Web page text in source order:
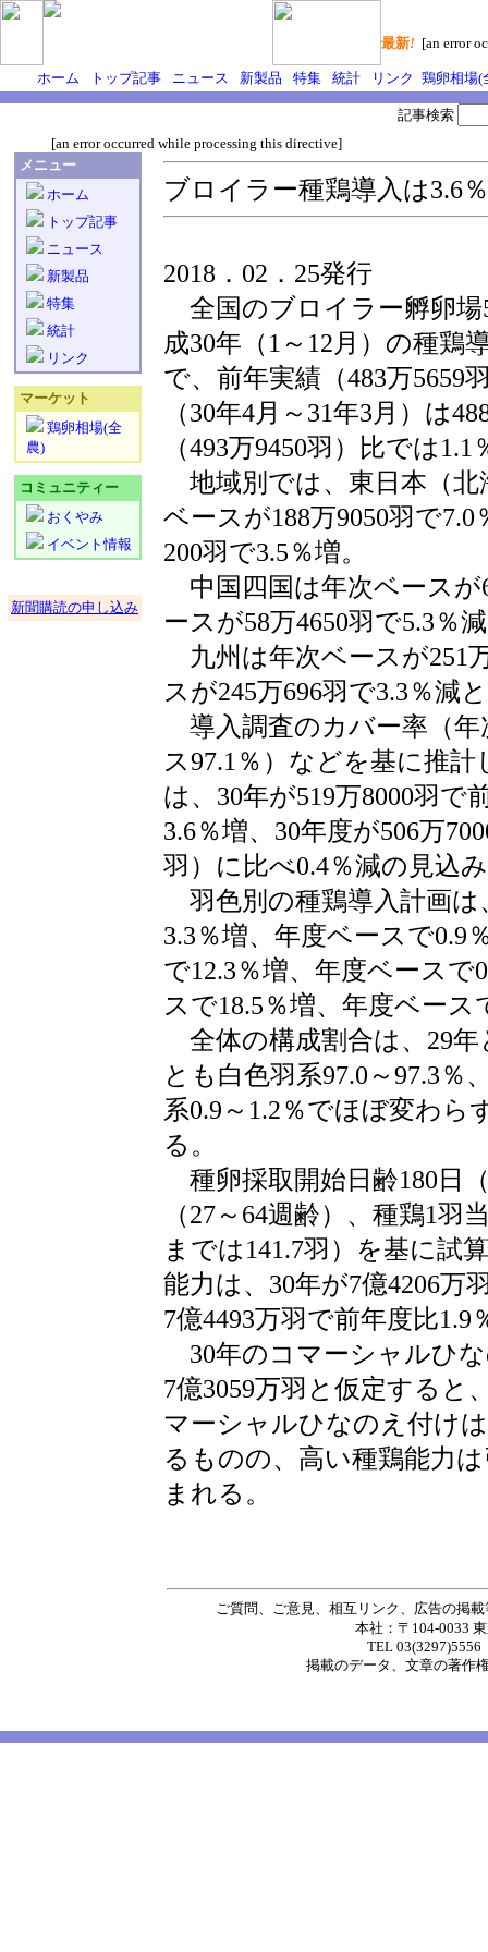
最新! [an error
ホーム トップ記事 ニュース 新製品 特集 統計 リンク 鶏卵相場(
[an error occurred while processing this directive]
記事検索
メニュー
ホーム
トップ記事
ニュース
新製品
特集
統計
リンク
マーケット
鶏卵相場(全
農)
コミュニティー
おくやみ
イベント情報
新聞購読の申し込み
ブロイラー種鶏導入は3.6
2018．02．25発行
全国のブロイラー孵卵場
成30年（1～12月）の種鶏
で、前年実績（483万5659
（30年4月～31年3月）は
（493万9450羽）比では
地域別では、東日本（北
ベースが188万9050羽で
200羽で3.5％増。
中国四国は年次ベースが
ースが58万4650羽で5.3％
九州は年次ベースが251
スが245万696羽で3.3％減
導入調査のカバー率（年
ス97.1％）などを基に推
は、30年が519万8000羽で
3.6％増、30年度が506万
羽）に比べ0.4％減の見込
羽色別の種鶏導入計画は
3.3％増、年度ベースで0.9
で12.3％増、年度ベースで
スで18.5％増、年度ベース
全体の構成割合は、29年
とも白色羽系97.0～97.3％
系0.9～1.2％でほぼ変わら
る。
種卵採取開始日齢180日
（27～64週齢）、種鶏1羽
までは141.7羽）を基に試
能力は、30年が7億4206万
7億4493万羽で前年度比1.9
30年のコマーシャルひ
7億3059万羽と仮定すると
マーシャルひなのえ付け
るものの、高い種鶏能力
まれる。
ご質問、ご意見、相互リンク、広告の掲
本社：〒104-0033
TEL
掲載のデータ 、 文章の著作